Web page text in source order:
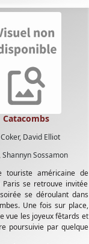
, David Elliot
Shannyn Sossamon
Catacombs
touriste américaine de
Paris se retrouve invitée
se déroulant dans
Une fois sur place,
vue les joyeux fêtards et
poursuivie par quelque